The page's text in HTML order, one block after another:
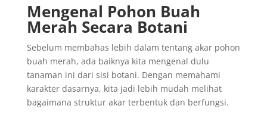
Mengenal Pohon Buah
Merah Secara Botani
Sebelum membahas lebih dalam tentang akar pohon
buah merah, ada baiknya kita mengenal dulu
tanaman ini dari sisi botani. Dengan memahami
karakter dasarnya, kita jadi lebih mudah melihat
bagaimana struktur akar terbentuk dan berfungsi.